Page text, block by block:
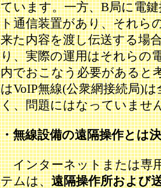
ています。一方、B局に電
ト通信装置があり、それら
来た内容を渡し伝送する場
り、実際の運用はそれらの
内でおこなう必要があると
はVoIP無線(公衆網接続局)
く、問題にはなっていませ
・無線設備の遠隔操作とは
インターネットまたは専
テムは、遠隔操作所および